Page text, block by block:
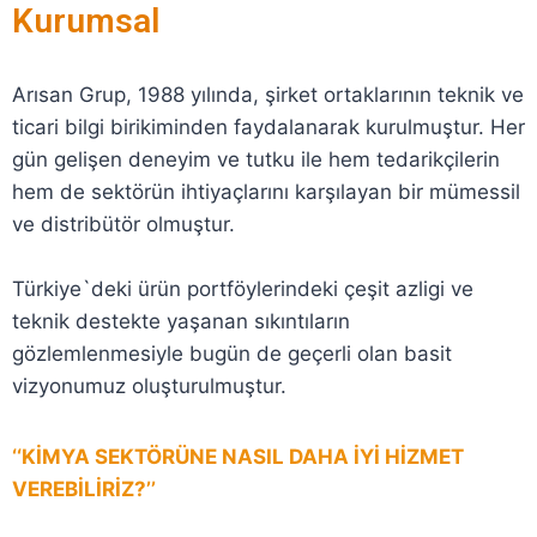
Kurumsal
Arısan Grup, 1988 yılında, şirket ortaklarının teknik ve
ticari bilgi birikiminden faydalanarak kurulmuştur. Her
gün gelişen deneyim ve tutku ile hem tedarikçilerin
hem de sektörün ihtiyaçlarını karşılayan bir mümessil
ve distribütör olmuştur.
Türkiye`deki ürün portföylerindeki çeşit azligi ve
teknik destekte yaşanan sıkıntıların
gözlemlenmesiyle bugün de geçerli olan basit
vizyonumuz oluşturulmuştur.
‘‘KİMYA SEKTÖRÜNE NASIL DAHA İYİ HİZMET
VEREBİLİRİZ?’’